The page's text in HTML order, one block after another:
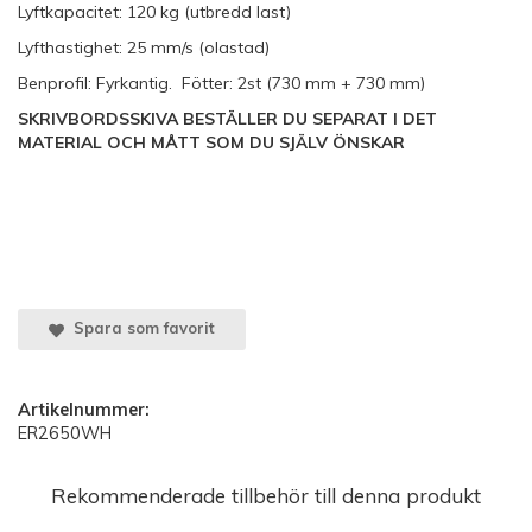
Lyftkapacitet: 120 kg (utbredd last)
Lyfthastighet: 25 mm/s (olastad)
Benprofil: Fyrkantig. Fötter: 2st (730 mm + 730 mm)
SKRIVBORDSSKIVA BESTÄLLER DU SEPARAT I DET
MATERIAL OCH MÅTT SOM DU SJÄLV ÖNSKAR
Spara som favorit
Artikelnummer:
ER2650WH
Rekommenderade tillbehör till denna produkt